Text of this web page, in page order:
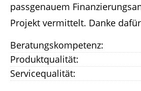
passgenauem
Projekt vermittelt. Danke
Beratungskompetenz:
Produktqualität:
Servicequalität: